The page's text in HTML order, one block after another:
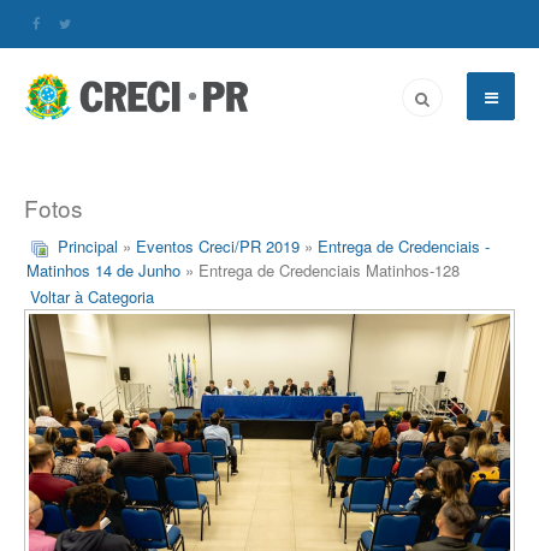
Fotos
Principal » Eventos Creci/PR 2019 » Entrega de Credenciais -
Matinhos 14 de Junho » Entrega de Credenciais Matinhos-128
Voltar à Categoria